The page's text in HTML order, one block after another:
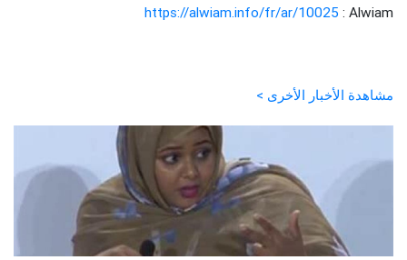
https://alwiam.info/fr/ar/10025 : Alwiam
مشاهدة الأخبار الأخرى >